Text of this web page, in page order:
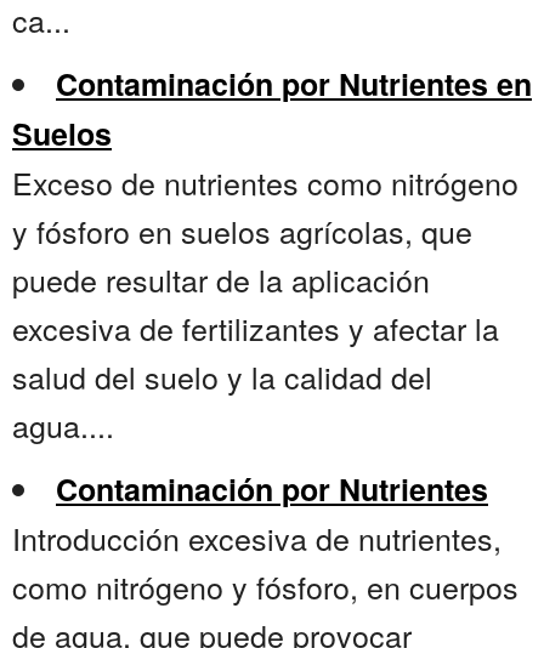
ca...
Contaminación por Nutrientes en
Suelos
Exceso de nutrientes como nitrógeno
y fósforo en suelos agrícolas, que
puede resultar de la aplicación
excesiva de fertilizantes y afectar la
salud del suelo y la calidad del
agua....
Contaminación por Nutrientes
Introducción excesiva de nutrientes,
como nitrógeno y fósforo, en cuerpos
de agua, que puede provocar